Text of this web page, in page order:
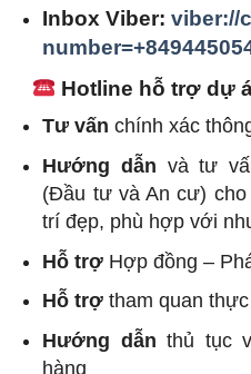
Inbox Viber:viber://
Hotline hỗ trợ dự
Tư vấn chính xác
Hướng dẫn và tư
(Đầu tư và An cư) cho
trí đẹp, phù hợp với
Hỗ trợ Hợp đồng –
Hỗ trợtham quan
Hướng dẫn thủ tục
hàng